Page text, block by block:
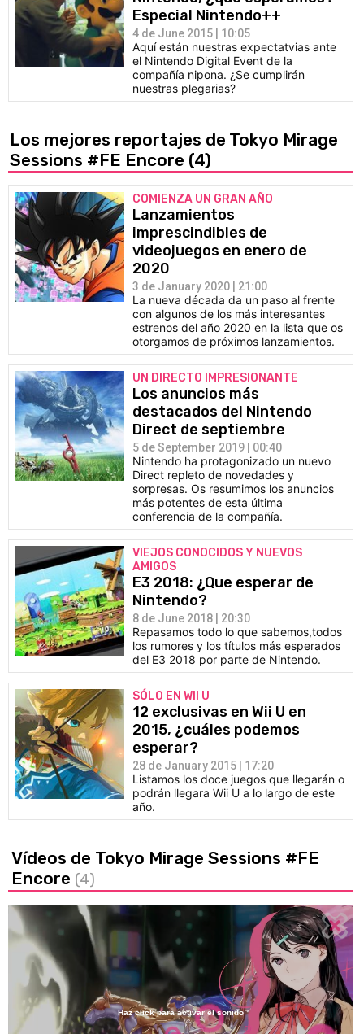
Especial Nintendo++
4 de June 2015 | 10:05
Aquí están nuestras expectatvias ante
el Nintendo Digital Event de la
compañía nipona. ¿Se cumplirán
nuestras plegarias?
Los mejores reportajes de Tokyo Mirage
Sessions #FE Encore (4)
COMIENZA UN GRAN AÑO
Lanzamientos
imprescindibles de
videojuegos en enero de
2020
3 de January 2020 | 21:00
La nueva década da un paso al frente
con algunos de los más interesantes
estrenos del año 2020 en la lista que os
otorgamos de próximos lanzamientos.
UN DIRECTO IMPRESIONANTE
Los anuncios más
destacados del Nintendo
Direct de septiembre
5 de September 2019 | 00:40
Nintendo ha protagonizado un nuevo
Direct repleto de novedades y
sorpresas. Os resumimos los anuncios
más potentes de esta última
conferencia de la compañía.
VIEJOS CONOCIDOS Y NUEVOS
AMIGOS
E3 2018: ¿Que esperar de
Nintendo?
8 de June 2018 | 20:30
Repasamos todo lo que sabemos,todos
los rumores y los títulos más esperados
del E3 2018 por parte de Nintendo.
SÓLO EN WII U
12 exclusivas en Wii U en
2015, ¿cuáles podemos
esperar?
28 de January 2015 | 17:20
Listamos los doce juegos que llegarán o
podrán llegara Wii U a lo largo de este
año.
Vídeos de Tokyo Mirage Sessions #FE
Encore (4)
Haz click para activar el sonido